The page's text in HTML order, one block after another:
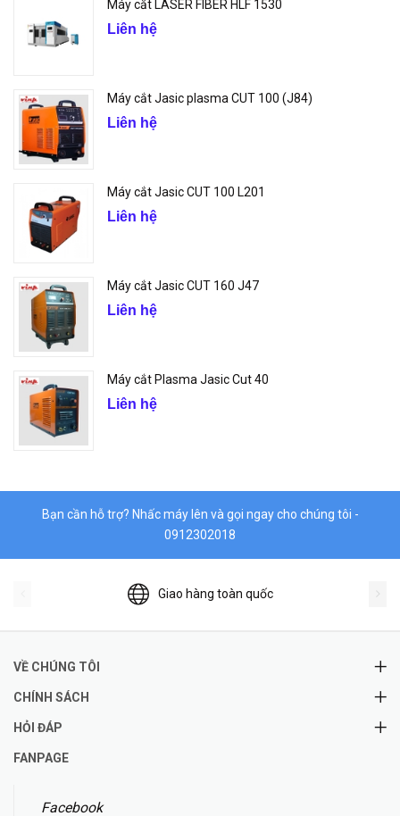
Máy cắt LASER FIBER HLF 1530
Liên hệ
Máy cắt Jasic plasma CUT 100 (J84)
Liên hệ
Máy cắt Jasic CUT 100 L201
Liên hệ
Máy cắt Jasic CUT 160 J47
Liên hệ
Máy cắt Plasma Jasic Cut 40
Liên hệ
Bạn cần hỗ trợ? Nhấc máy lên và gọi ngay cho chúng tôi -
0912302018
Giao hàng toàn quốc
VỀ CHÚNG TÔI
CHÍNH SÁCH
HỎI ĐÁP
FANPAGE
Facebook